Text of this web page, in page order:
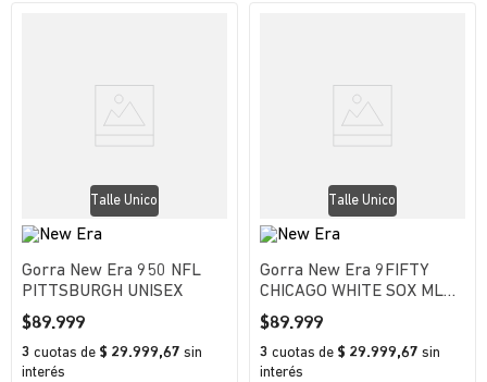
Talle Unico
Gorra New Era 950 NFL
PITTSBURGH UNISEX
$89.999
3 cuotas de $ 29.999,67 sin
interés
Talle Unico
Gorra New Era 9FIFTY
CHICAGO WHITE SOX MLB
UNISEX
$89.999
3 cuotas de $ 29.999,67 sin
interés